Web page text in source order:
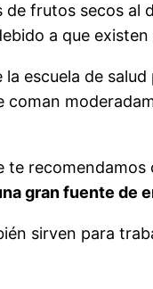
frutos secos al
a que
escuela de
gran fuente de
sirven para